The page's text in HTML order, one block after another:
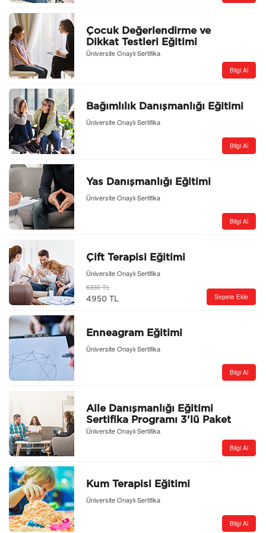
Çocuk Değerlendirme ve
Dikkat Testleri Eğitimi
Üniversite Onaylı Sertifika
Bilgi Al
Bağımlılık Danışmanlığı Eğitimi
Üniversite Onaylı Sertifika
Bilgi Al
Yas Danışmanlığı Eğitimi
Üniversite Onaylı Sertifika
Bilgi Al
Çift Terapisi Eğitimi
Üniversite Onaylı Sertifika
6330 TL
4950 TL Sepete Ekle
Enneagram Eğitimi
Üniversite Onaylı Sertifika
Bilgi Al
Aile Danışmanlığı Eğitimi
Sertifika Programı 3'lü Paket
Üniversite Onaylı Sertifika
Bilgi Al
Kum Terapisi Eğitimi
Üniversite Onaylı Sertifika
Bilgi Al